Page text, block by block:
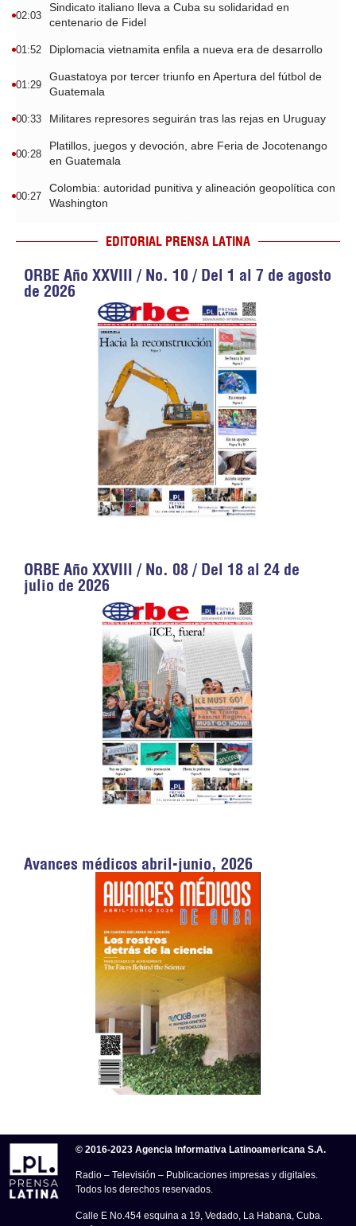
02:03
Sindicato italiano lleva a Cuba su solidaridad en
centenario de Fidel
01:52 Diplomacia vietnamita enfila a nueva era de desarrollo
01:29
Guastatoya por tercer triunfo en Apertura del fútbol de
Guatemala
00:33 Militares represores seguirán tras las rejas en Uruguay
00:28
Platillos, juegos y devoción, abre Feria de Jocotenango
en Guatemala
00:27
Colombia: autoridad punitiva y alineación geopolítica con
Washington
EDITORIAL PRENSA LATINA
ORBE Año XXVIII / No. 10 / Del 1 al 7 de agosto
de 2026
ORBE Año XXVIII / No. 08 / Del 18 al 24 de
julio de 2026
Avances médicos abril-junio, 2026
© 2016-2023 Agencia Informativa Latinoamericana S.A.
Radio – Televisión – Publicaciones impresas y digitales.
Todos los derechos reservados.
Calle E No.454 esquina a 19, Vedado, La Habana, Cuba.